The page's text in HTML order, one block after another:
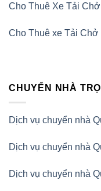
Cho Thuê Xe Tải
Cho Thuê xe Tải
CHUYỂN NHÀ
Dịch vụ chuyển nhà
Dịch vụ chuyển nhà
Dịch vụ chuyển nhà